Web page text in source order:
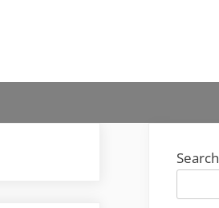
Search